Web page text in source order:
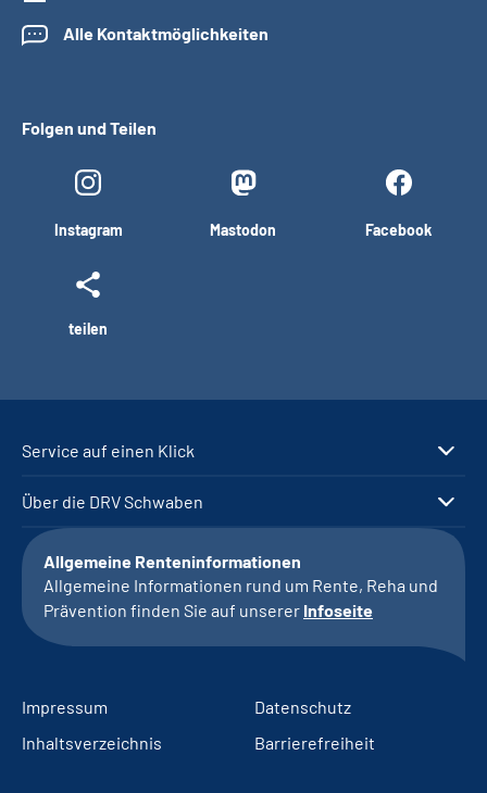
Alle Kontaktmöglichkeiten
Folgen und Teilen
Instagram Mastodon Facebook
teilen
Service auf einen Klick
Über die DRV Schwaben
Allgemeine Renteninformationen
Allgemeine Informationen rund um Rente, Reha und
Prävention finden Sie auf unserer Infoseite
Impressum
Datenschutz
Inhaltsverzeichnis
Barrierefreiheit